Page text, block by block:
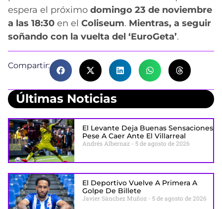
espera el próximo domingo 23 de noviembre
a las 18:30 en el Coliseum. Mientras, a seguir
soñando con la vuelta del ‘EuroGeta’.
Compartir:
Últimas Noticias
El Levante Deja Buenas Sensaciones
Pese A Caer Ante El Villarreal
Andrés Albernaz 5 de agosto de 2026
El Deportivo Vuelve A Primera A
Golpe De Billete
Javier Sánchez Muñoz 5 de agosto de 2026